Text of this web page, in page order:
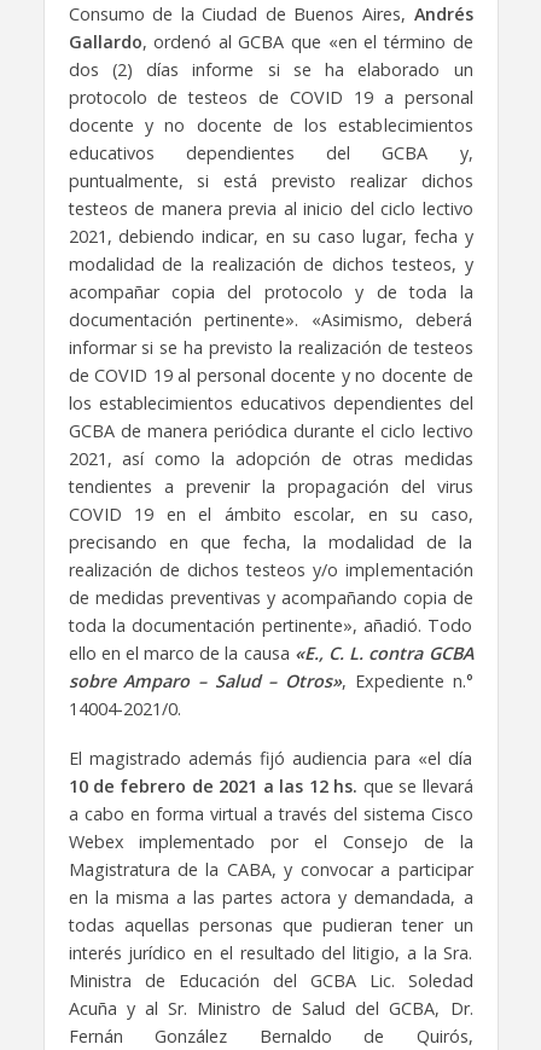
Consumo de la Ciudad de Buenos Aires, Andrés
Gallardo, ordenó al GCBA que «en el término de
dos (2) días informe si se ha elaborado un
protocolo de testeos de COVID 19 a personal
docente y no docente de los establecimientos
educativos dependientes del GCBA y,
puntualmente, si está previsto realizar dichos
testeos de manera previa al inicio del ciclo lectivo
2021, debiendo indicar, en su caso lugar, fecha y
modalidad de la realización de dichos testeos, y
acompañar copia del protocolo y de toda la
documentación pertinente». «Asimismo, deberá
informar si se ha previsto la realización de testeos
de COVID 19 al personal docente y no docente de
los establecimientos educativos dependientes del
GCBA de manera periódica durante el ciclo lectivo
2021, así como la adopción de otras medidas
tendientes a prevenir la propagación del virus
COVID 19 en el ámbito escolar, en su caso,
precisando en que fecha, la modalidad de la
realización de dichos testeos y/o implementación
de medidas preventivas y acompañando copia de
toda la documentación pertinente», añadió. Todo
ello en el marco de la causa «E., C. L. contra GCBA
sobre Amparo – Salud – Otros», Expediente n.°
14004-2021/0.
El magistrado además fijó audiencia para «el día
10 de febrero de 2021 a las 12 hs. que se llevará
a cabo en forma virtual a través del sistema Cisco
Webex implementado por el Consejo de la
Magistratura de la CABA, y convocar a participar
en la misma a las partes actora y demandada, a
todas aquellas personas que pudieran tener un
interés jurídico en el resultado del litigio, a la Sra.
Ministra de Educación del GCBA Lic. Soledad
Acuña y al Sr. Ministro de Salud del GCBA, Dr.
Fernán González Bernaldo de Quirós,